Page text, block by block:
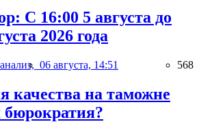
С 16:00 5 августа до
2026 года
06 августа, 14:51 568
качества на таможне
бюрократия?